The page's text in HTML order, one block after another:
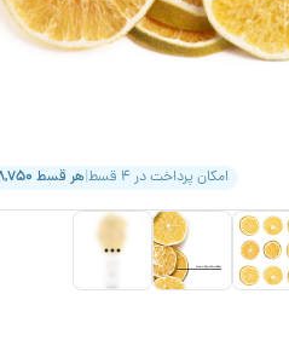
امکان پرداخت در ۴ قسط |هر قسط